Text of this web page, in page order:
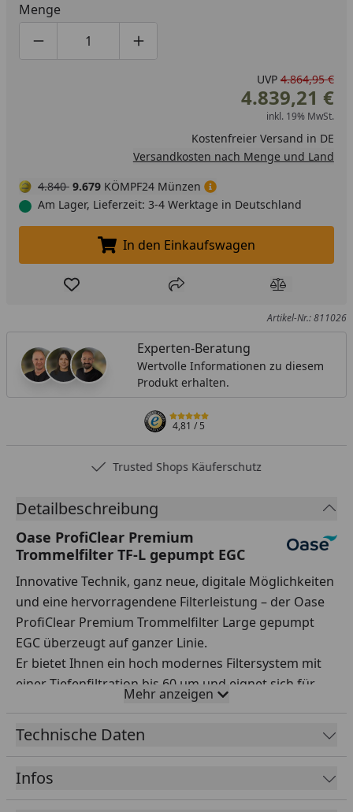
Menge
Produktmenge um eins verringern
Produktmenge manuell eingeben
Produktmenge um eins erhöhen
UVP 4.864,95 €
4.839,21 €
inkl. 19% MwSt.
Kostenfreier Versand in DE
Versandkosten nach Menge und Land
4.840 9.679 KÖMPF24 Münzen
Am Lager, Lieferzeit: 3-4 Werktage in Deutschland
In den Einkaufswagen legen
In den Einkaufswagen
Produkt zur Wunschliste hinzufügen
Teilen Produkt
Artikel-Nr.: 811026
Experten-Beratung
Wertvolle Informationen zu diesem
Produkt erhalten.
4,81/ 5
Trusted Shops Käuferschutz
Detailbeschreibung
Oase ProfiClear Premium
Trommelfilter TF-L gepumpt EGC
Innovative Technik, ganz neue, digitale Möglichkeiten
und eine hervorragendene Filterleistung – der Oase
ProfiClear Premium Trommelfilter Large gepumpt
EGC überzeugt auf ganzer Linie.
Er bietet Ihnen ein hoch modernes Filtersystem mit
einer Tiefenfiltration bis 60 µm und eignet sich für
Teiche bis zu 260 m³. Die Durchflussleistung beträgt
bis zu 25 m³/h. Die innovative Steuerung des
Trommelfilters übernimmt die vollständige
Mehr anzeigen
Technische Daten
Infos